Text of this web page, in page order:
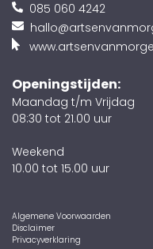
085 060 4242
Openingstijden:
Maandag t/m Vrijdag
08:30 tot 21.00 uur
Weekend
10.00 tot 15.00 uur
Algemene Voorwaarden
Disclaimer
Privacyverklaring